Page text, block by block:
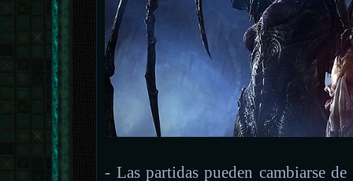
- Las partidas pueden cambiarse